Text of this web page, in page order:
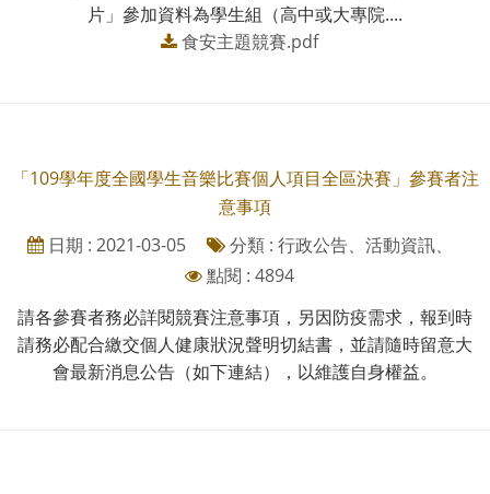
片」參加資料為學生組（高中或大專院....
食安主題競賽.pdf
「109學年度全國學生音樂比賽個人項目全區決賽」參賽者注
意事項
日期 : 2021-03-05
分類 : 行政公告、活動資訊、
點閱 : 4894
請各參賽者務必詳閱競賽注意事項，另因防疫需求，報到時
請務必配合繳交個人健康狀況聲明切結書，並請隨時留意大
會最新消息公告（如下連結），以維護自身權益。